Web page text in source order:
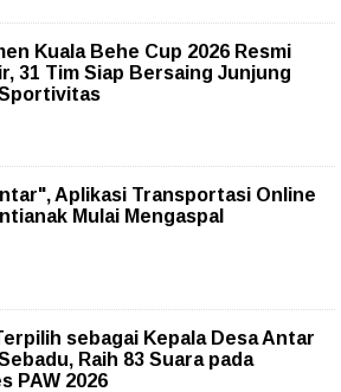
Kuala Behe Cup 2026 Resmi
31 Tim Siap Bersaing Junjung
Aplikasi Transportasi Online
Mulai Mengaspal
sebagai Kepala Desa Antar
Raih 83 Suara pada
PAW 2026